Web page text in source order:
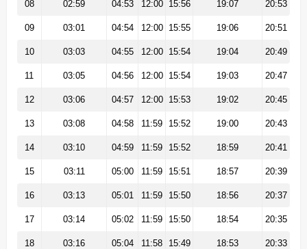
08 02:59 04:53 12:00 15:56 19:07 20:53
09 03:01 04:54 12:00 15:55 19:06 20:51
10 03:03 04:55 12:00 15:54 19:04 20:49
11 03:05 04:56 12:00 15:54 19:03 20:47
12 03:06 04:57 12:00 15:53 19:02 20:45
13 03:08 04:58 11:59 15:52 19:00 20:43
14 03:10 04:59 11:59 15:52 18:59 20:41
15 03:11 05:00 11:59 15:51 18:57 20:39
16 03:13 05:01 11:59 15:50 18:56 20:37
17 03:14 05:02 11:59 15:50 18:54 20:35
18 03:16 05:04 11:58 15:49 18:53 20:33